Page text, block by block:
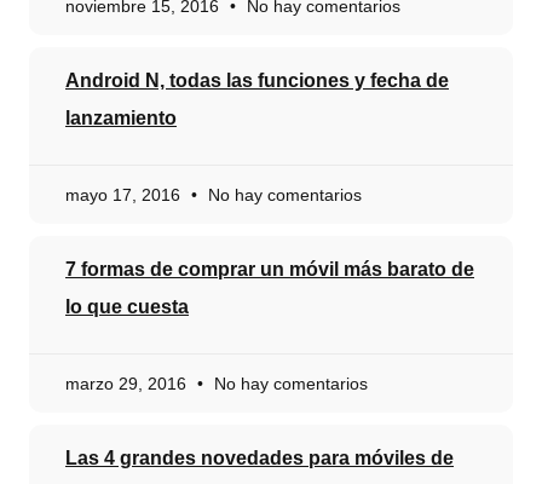
noviembre 15, 2016 No hay comentarios
Android N, todas las funciones y fecha de
lanzamiento
mayo 17, 2016 No hay comentarios
7 formas de comprar un móvil más barato de
lo que cuesta
marzo 29, 2016 No hay comentarios
Las 4 grandes novedades para móviles de